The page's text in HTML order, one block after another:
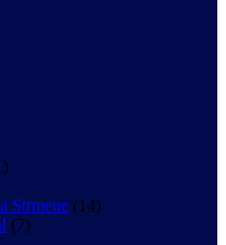
Strmene (14)
(7)